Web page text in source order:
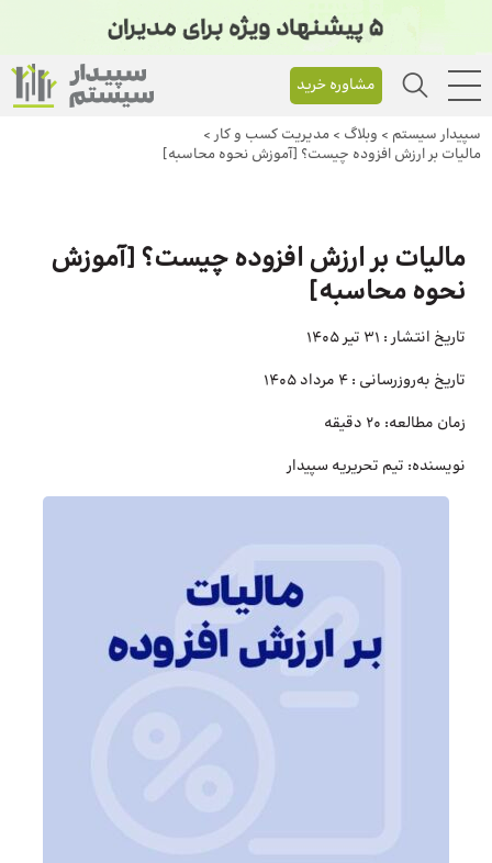
مشاوره خرید
سپیدار سیستم > وبلاگ > مدیریت کسب و کار>
مالیات بر ارزش افزوده چیست؟ [آموزش نحوه محاسبه]
مالیات بر ارزش افزوده چیست؟ [آموزش
نحوه محاسبه]
تاریخ انتشار : 31 تیر 1405
تاریخ به‌روزرسانی : 4 مرداد 1405
زمان مطالعه: 20 دقیقه
نویسنده: تیم تحریریه سپیدار